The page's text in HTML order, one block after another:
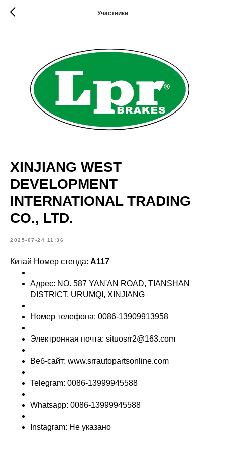
Участники
XINJIANG WEST
DEVELOPMENT
INTERNATIONAL TRADING
CO., LTD.
2025-07-24 11:36
Китай Номер стенда: A117
Адрес: NO. 587 YAN'AN ROAD, TIANSHAN
DISTRICT, URUMQI, XINJIANG
Номер телефона: 0086-13909913958
Электронная почта: situosrr2@163.com
Веб-сайт: www.srrautopartsonline.com
Telegram: 0086-13999945588
Whatsapp: 0086-13999945588
Instagram: Не указано